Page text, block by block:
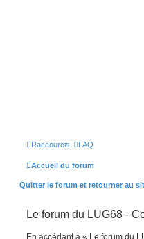
Raccourcis FAQ
Accueil du forum
Quitter le forum et retourner au
Le forum du LUG68 -
En accédant à « Le forum du